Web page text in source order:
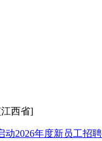
西省]
动2026年度新员工招